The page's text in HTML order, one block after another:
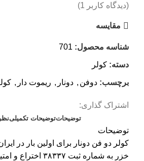
(دیدگاه کاربر 1
)
مقايسه
شناسه محصول: 701
دسته: کولر
برچسب: دوفن , دونار , ریموت دار ,
اشتراک گذاری:
توضیحاتتوضیحات تکمیلی
توضیحات
کولر دو فن دونار برای اولین بار در